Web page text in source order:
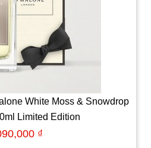
White Moss & Snowdrop
Limited Edition
₫